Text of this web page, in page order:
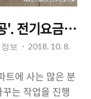
전기요금 쉽게
보
2018. 10. 8.
트에 사는 많은 분
는 작업을 진행